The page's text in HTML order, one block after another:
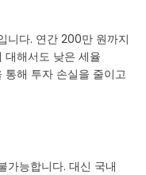
니다. 연간 200만 원까지
대해서도 낮은 세율
해 투자 손실을 줄이고
가능합니다. 대신 국내